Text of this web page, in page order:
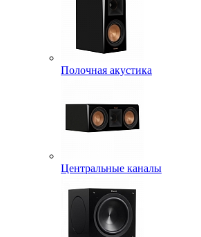
Полочная акустика
Центральные каналы